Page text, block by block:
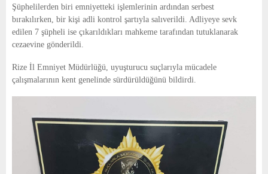
Şüphelilerden biri emniyetteki işlemlerinin ardından serbest
bırakılırken, bir kişi adli kontrol şartıyla salıverildi. Adliyeye sevk
edilen 7 şüpheli ise çıkarıldıkları mahkeme tarafından tutuklanarak
cezaevine gönderildi.
Rize İl Emniyet Müdürlüğü, uyuşturucu suçlarıyla mücadele
çalışmalarının kent genelinde sürdürüldüğünü bildirdi.